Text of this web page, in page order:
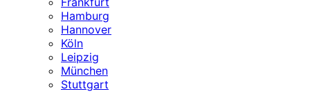
Hamburg
Hannover
Köln
Leipzig
München
Stuttgart